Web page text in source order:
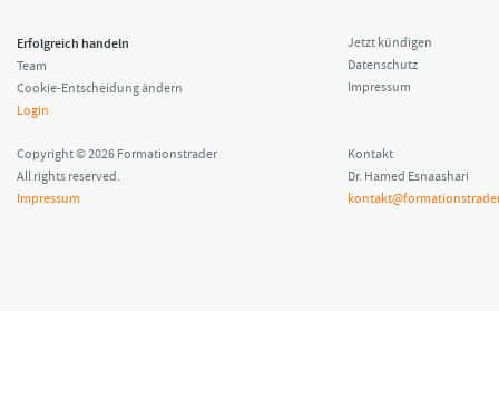
Erfolgreich handeln
Team
Cookie-Entscheidung ändern
Login
Jetzt kündigen
Datenschutz
Impressum
Copyright © 2026 Formationstrader
All rights reserved.
Impressum
Kontakt
Dr. Hamed Esnaashari